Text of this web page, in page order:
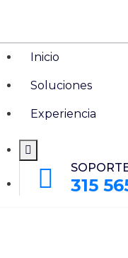
Inicio
Soluciones
Experiencia
315